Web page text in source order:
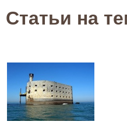
Статьи на